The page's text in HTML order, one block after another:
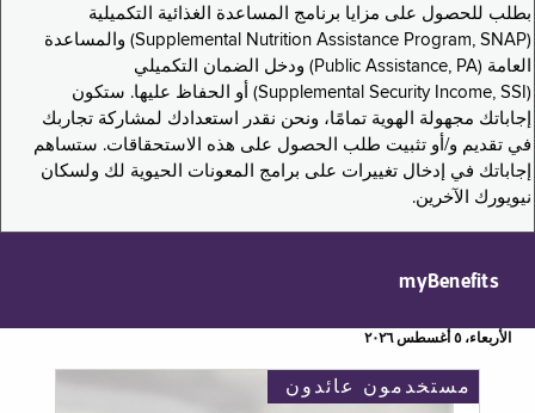
بطلب للحصول على مزايا برنامج المساعدة الغذائية التكميلية
(Supplemental Nutrition Assistance Program, SNAP) والمساعدة
العامة (Public Assistance, PA) ودخل الضمان التكميلي
(Supplemental Security Income, SSI) أو الحفاظ عليها. ستكون
إجاباتك مجهولة الهوية تمامًا، ونحن نقدر استعدادك لمشاركة تجاربك
في تقديم و/أو تثبيت طلب الحصول على هذه الاستحقاقات. ستساهم
إجاباتك في إدخال تغييرات على برامج المعونات الحيوية لك ولسكان
نيويورك الآخرين.
myBenefits
الأربعاء، ٥ أغسطس ٢٠٢٦
مستخدمون عائدون